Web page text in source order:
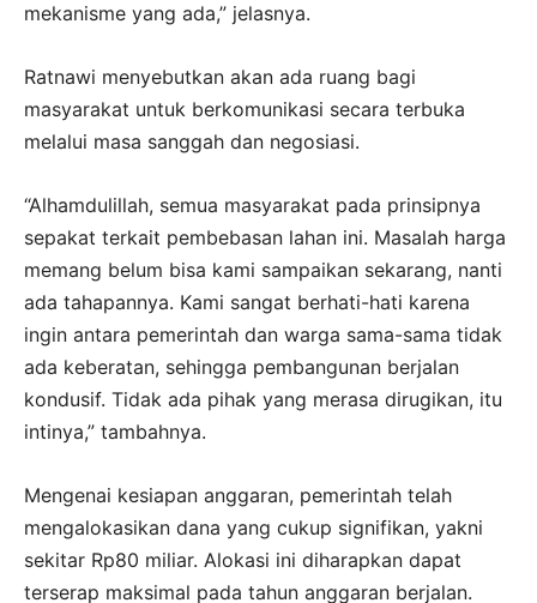
mekanisme yang ada,” jelasnya.
Ratnawi menyebutkan akan ada ruang bagi
masyarakat untuk berkomunikasi secara terbuka
melalui masa sanggah dan negosiasi.
“Alhamdulillah, semua masyarakat pada prinsipnya
sepakat terkait pembebasan lahan ini. Masalah harga
memang belum bisa kami sampaikan sekarang, nanti
ada tahapannya. Kami sangat berhati-hati karena
ingin antara pemerintah dan warga sama-sama tidak
ada keberatan, sehingga pembangunan berjalan
kondusif. Tidak ada pihak yang merasa dirugikan, itu
intinya,” tambahnya.
Mengenai kesiapan anggaran, pemerintah telah
mengalokasikan dana yang cukup signifikan, yakni
sekitar Rp80 miliar. Alokasi ini diharapkan dapat
terserap maksimal pada tahun anggaran berjalan.